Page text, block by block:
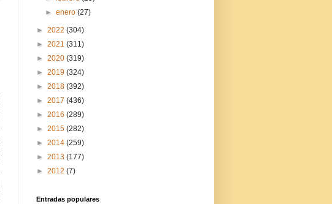
►enero(27)
► 2022 (304)
► 2021 (311)
► 2020 (319)
► 2019 (324)
► 2018 (392)
► 2017 (436)
► 2016 (289)
► 2015 (282)
► 2014 (259)
► 2013 (177)
► 2012 (7)
Entradas populares